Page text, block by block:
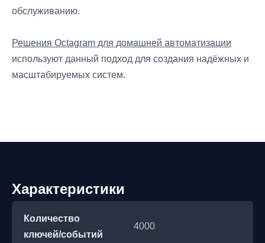
обслуживанию.
Решения Octagram для домашней автоматизации
используют данный подход для создания надёжных и
масштабируемых систем.
Характеристики
Количество
ключей/событий
4000